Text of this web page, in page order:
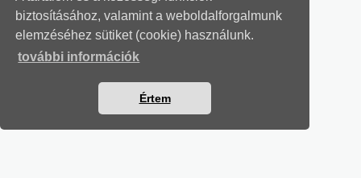
biztosításához, valamint a weboldalforgalmunk
elemzéséhez sütiket (cookie) használunk.
további információk
Értem